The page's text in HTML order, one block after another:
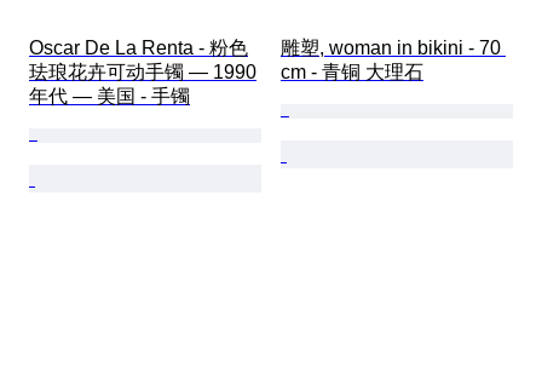
Oscar De La Renta - 粉色
珐琅花卉可动手镯 — 1990
年代 — 美国 - 手镯
雕塑, woman in bikini - 70
cm - 青铜 大理石